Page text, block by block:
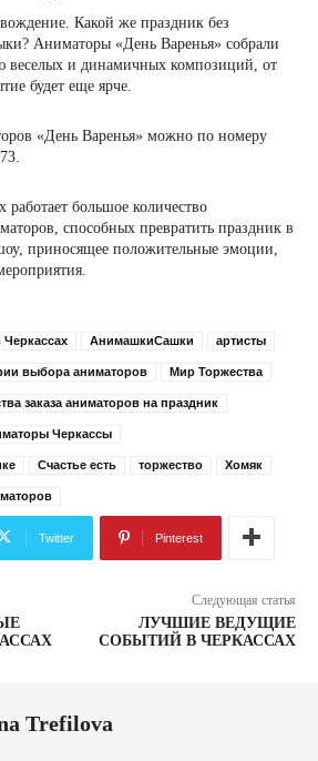
Какой же праздник без
Аниматоры «День Варенья» собрали
веселых и динамичных композиций, от
будет еще ярче.
«День Варенья» можно по номеру
работает большое количество
способных превратить праздник в
приносящее положительные эмоции,
АнимашкиСашки артисты
выбора аниматоров Мир Торжества
заказа аниматоров на праздник
Черкассы
Счастье есть торжество Хомяк
Twitter Pinterest
Следующая статья
ЛУЧШИЕ ВЕДУЩИЕ
СОБЫТИЙ В ЧЕРКАССАХ
Trefilova